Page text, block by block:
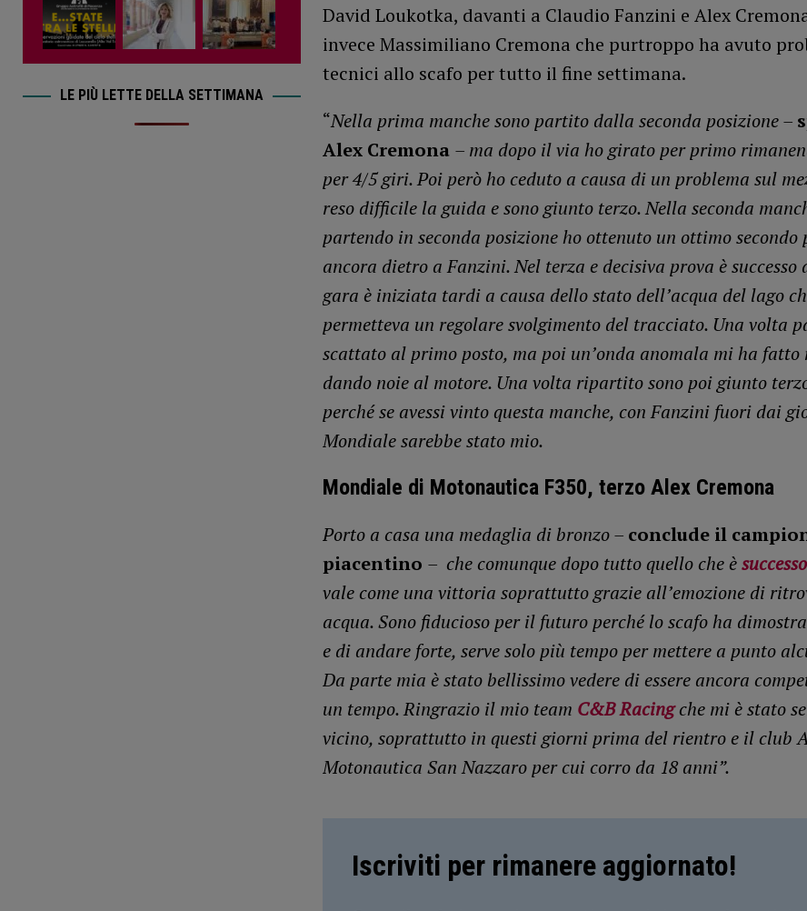
David Loukotka, davanti a Claudio Fanzini e Alex
invece Massimiliano Cremona che purtroppo ha avuto
tecnici allo scafo per tutto il fine settimana.
“Nella prima manche sono partito dalla seconda posizione –
Alex Cremona – ma dopo il via ho girato per primo
per 4/5 giri. Poi però ho ceduto a causa di un problema sul
reso difficile la guida e sono giunto terzo. Nella seconda
partendo in seconda posizione ho ottenuto un ottimo secondo
ancora dietro a Fanzini. Nel terza e decisiva prova è
gara è iniziata tardi a causa dello stato dell’acqua del lago
permetteva un regolare svolgimento del tracciato. Una volta
scattato al primo posto, ma poi un’onda anomala mi ha
dando noie al motore. Una volta ripartito sono poi giunto
perché se avessi vinto questa manche, con Fanzini fuori dai
Mondiale sarebbe stato mio.
Mondiale di Motonautica F350, terzo Alex Cremona
Porto a casa una medaglia di bronzo – conclude il
piacentino – che comunque dopo tutto quello che è
vale come una vittoria soprattutto grazie all’emozione di
acqua. Sono fiducioso per il futuro perché lo scafo ha
e di andare forte, serve solo più tempo per mettere a punto
Da parte mia è stato bellissimo vedere di essere ancora
un tempo. Ringrazio il mio team C&B Racingche mi è stato
vicino, soprattutto in questi giorni prima del rientro e il club
Motonautica San Nazzaro per cui corro da 18 anni”.
Iscriviti per rimanere aggiornato!
LE PIÙ LETTE DELLA SETTIMANA